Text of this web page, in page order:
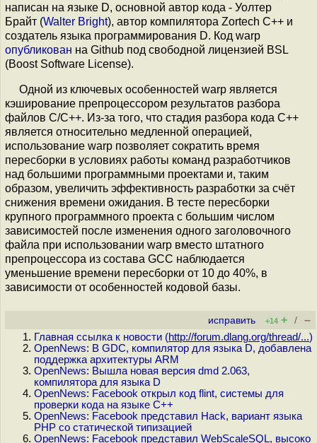
написан на языке D, основной автор кода - Уолтер
Брайт (Walter Bright), автор компилятора Zortech C++ и
создатель языка программирования D. Код warp
опубликован на Github под свободной лицензией BSL
(Boost Software License).
Одной из ключевых особенностей warp является
кэширование препроцессором результатов разбора
файлов С/C++. Из-за того, что стадия разбора кода С++
является относительно медленной операцией,
использование warp позволяет сократить время
пересборки в условиях работы команд разработчиков
над большими программными проектами и, таким
образом, увеличить эффективность разработки за счёт
снижения времени ожидания. В тесте пересборки
крупного программного проекта с большим числом
зависимостей после изменения одного заголовочного
файла при использовании warp вместо штатного
препроцессора из состава GCC наблюдается
уменьшение времени пересборки от 10 до 40%, в
зависимости от особенностей кодовой базы.
исправить +14 + / –
Главная ссылка к новости (http://forum.dlang.org/thread/...)
OpenNews: В GDC, компилятор для языка D, добавлена
поддержка архитектуры ARM
OpenNews: Вышла новая версия dmd 2.063,
компилятора для языка D
OpenNews: Facebook открыл код flint, системы для
проверки кода на языке C++
OpenNews: Facebook представил Hack, вариант языка
PHP со статической типизацией
OpenNews: Facebook представил WebScaleSQL, высоко